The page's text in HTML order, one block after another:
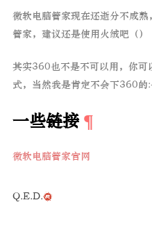
微软电脑管家现在还逝分不成
管家，建议还是使用火绒吧（）
其实360也不是不可以用，你
式，当然我是肯定不会下360的
一些链接
微软电脑管家官网
Q.E.D.